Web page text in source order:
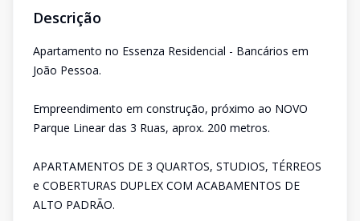
Descrição
Apartamento no Essenza Residencial - Bancários em
João Pessoa.
Empreendimento em construção, próximo ao NOVO
Parque Linear das 3 Ruas, aprox. 200 metros.
APARTAMENTOS DE 3 QUARTOS, STUDIOS, TÉRREOS
e COBERTURAS DUPLEX COM ACABAMENTOS DE
ALTO PADRÃO.